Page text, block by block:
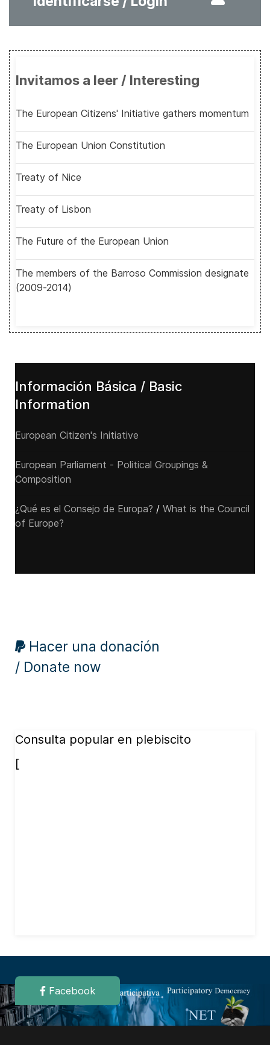
Invitamos a leer / Interesting
The European Citizens' Initiative gathers momentum
The European Union Constitution
Treaty of Nice
Treaty of Lisbon
The Future of the European Union
The members of the Barroso Commission designate
(2009-2014)
Información Básica / Basic
Information
European Citizen's Initiative
European Parliament - Political Groupings &
Composition
¿Qué es el Consejo de Europa? / What is the Council
of Europe?
Hacer una donación
/ Donate now
Consulta popular en plebiscito
[
Facebook